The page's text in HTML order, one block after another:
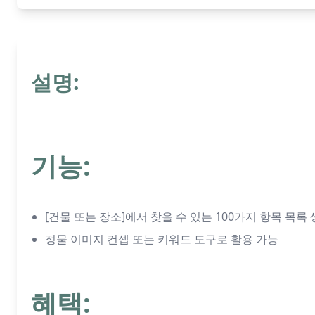
설명:
기능:
[건물 또는 장소]에서 찾을 수 있는 100가지 항목 목록
정물 이미지 컨셉 또는 키워드 도구로 활용 가능
혜택: